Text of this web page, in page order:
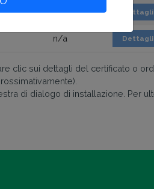
-
n/a
clic sui dettagli del certificato o
di dialogo di installazione. Per